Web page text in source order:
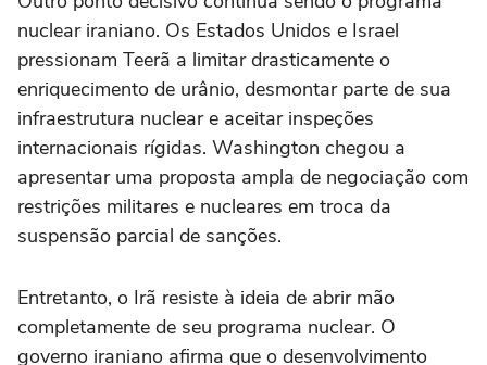
nuclear iraniano. Os Estados Unidos e Israel
pressionam Teerã a limitar drasticamente o
enriquecimento de urânio, desmontar parte de sua
infraestrutura nuclear e aceitar inspeções
internacionais rígidas. Washington chegou a
apresentar uma proposta ampla de negociação com
restrições militares e nucleares em troca da
suspensão parcial de sanções.
Entretanto, o Irã resiste à ideia de abrir mão
completamente de seu programa nuclear. O
governo iraniano afirma que o desenvolvimento